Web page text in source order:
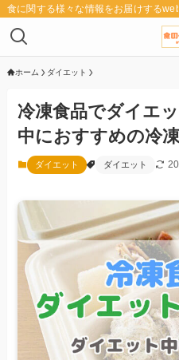
食に関する様々な情報をお届けする
ホーム ダイエット
冷凍食品でダイエ
中におすすめの冷凍
ダイエット ダイエット